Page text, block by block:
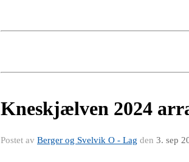
Kneskjælven 2024
Postet av Berger og Svelvik O - Lag den 3. sep